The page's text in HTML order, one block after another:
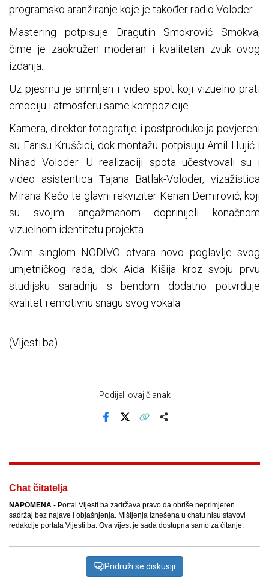
programsko aranžiranje koje je također radio Voloder.
Mastering potpisuje Dragutin Smokrović Smokva,
čime je zaokružen moderan i kvalitetan zvuk ovog
izdanja.
Uz pjesmu je snimljen i video spot koji vizuelno prati
emociju i atmosferu same kompozicije.
Kamera, direktor fotografije i postprodukcija povjereni
su Farisu Kruščici, dok montažu potpisuju Amil Hujić i
Nihad Voloder. U realizaciji spota učestvovali su i
video asistentica Tajana Batlak-Voloder, vizažistica
Mirana Kećo te glavni rekviziter Kenan Demirović, koji
su svojim angažmanom doprinijeli konačnom
vizuelnom identitetu projekta.
Ovim singlom NODIVO otvara novo poglavlje svog
umjetničkog rada, dok Aida Kišija kroz svoju prvu
studijsku saradnju s bendom dodatno potvrđuje
kvalitet i emotivnu snagu svog vokala.
(Vijesti.ba)
Podijeli ovaj članak
Chat čitatelja
NAPOMENA - Portal Vijesti.ba zadržava pravo da obriše neprimjeren
sadržaj bez najave i objašnjenja. Mišljenja iznešena u chatu nisu stavovi
redakcije portala Vijesti.ba. Ova vijest je sada dostupna samo za čitanje.
Pridruži se diskusiji